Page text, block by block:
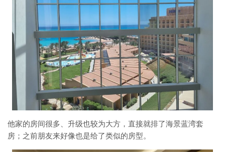
他家的房间很多、升级也较为大方，直接就排了海景蓝湾套
房；之前朋友来好像也是给了类似的房型。